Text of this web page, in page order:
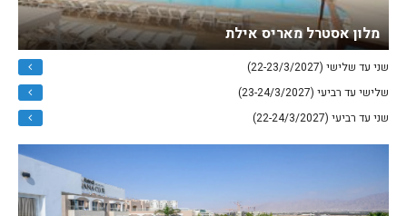
מלון אסטרל מאריס אילת
שני עד שלישי (22-23/3/2027)
שלישי עד רביעי (23-24/3/2027)
שני עד רביעי (22-24/3/2027)